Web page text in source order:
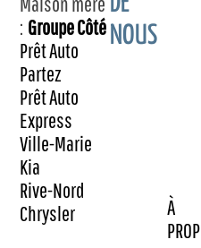
: Groupe Côté
Prêt Auto
Partez
Prêt Auto
Express
Ville-Marie
Kia
Rive-Nord
Chrysler
NOUS
À